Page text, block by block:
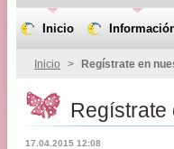
Inicio > Regístrate en
Regístrate
17.04.2015 12:08
Inicio